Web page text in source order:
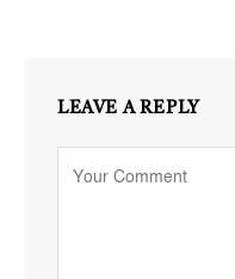
LEAVE A REPLY